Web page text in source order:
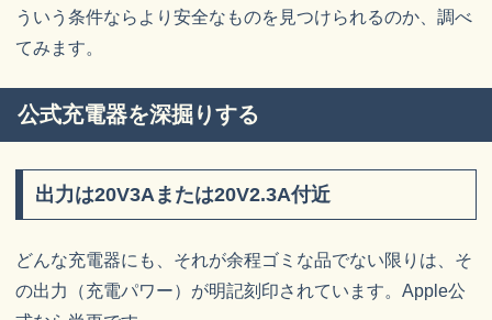
ういう条件ならより安全なものを見つけられるのか、調べ
てみます。
公式充電器を深掘りする
出力は20V3Aまたは20V2.3A付近
どんな充電器にも、それが余程ゴミな品でない限りは、そ
の出力（充電パワー）が明記刻印されています。Apple公